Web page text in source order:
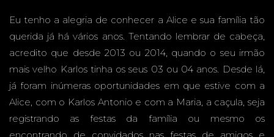
EM
Eu tenho a alegria de conhecer a Alice e sua família tão
querida já há vários anos. Tentando lembrar de cabeça,
acredito que desde 2013 ou 2014, quando o seu irmão
mais velho Karlos tinha os seus 03 ou 04 anos. Desde lá,
já foram inúmeras oportunidades em que estive com a
Alice, com o Karlos Antonio e com a Maria, a caçula, seja
registrando as festas da família ou mesmo os